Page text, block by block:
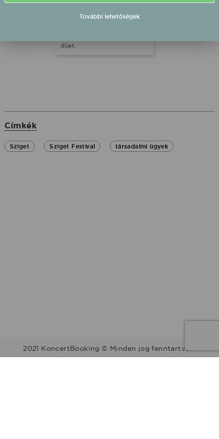
másodszor nyerte el,
díjat.
Címkék
Sziget Sziget Festival társadalmi ügyek
2021 KoncertBooking © Minden jog fenntartva.
Kapcsolat | Telefonszám: +36 30 157 9812 | E-mail:
További lehetőségek